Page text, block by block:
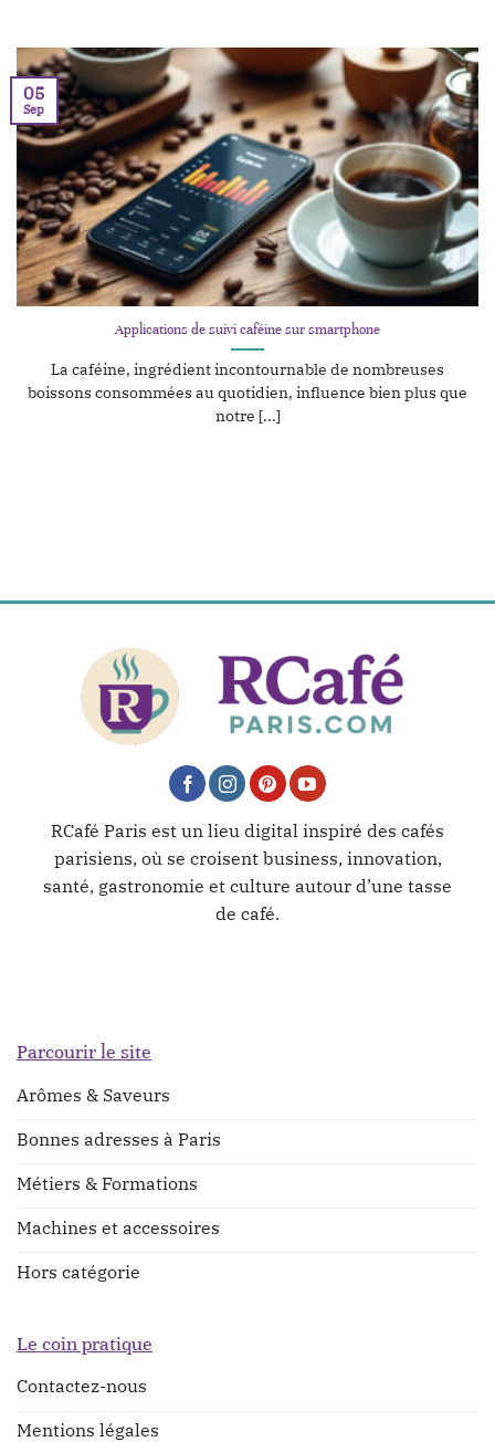
Applications de suivi caféine sur smartphone
La caféine, ingrédient incontournable de nombreuses
boissons consommées au quotidien, influence bien plus que
notre [...]
05
Sep
RCafé Paris est un lieu digital inspiré des cafés
parisiens, où se croisent business, innovation,
santé, gastronomie et culture autour d’une tasse
de café.
Parcourir le site
Arômes & Saveurs
Bonnes adresses à Paris
Métiers & Formations
Machines et accessoires
Hors catégorie
Le coin pratique
Contactez-nous
Mentions légales